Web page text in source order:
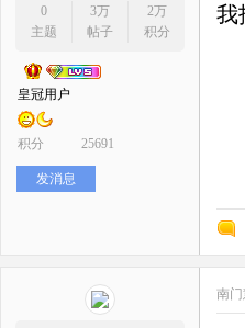
0
主题
3万
帖子
2万
积分
皇冠用户
积分 25691
发消息
我
南门